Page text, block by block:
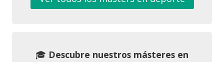
🎓 Descubre nuestros másteres en